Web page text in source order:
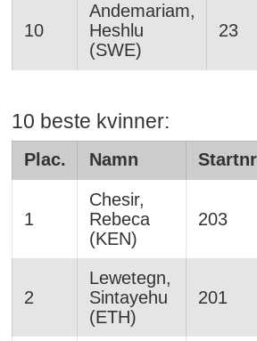
10
Andemariam,
Heshlu
(SWE)
23
10 beste kvinner:
Plac. Namn Startnr
1
Chesir,
Rebeca
(KEN)
203
2
Lewetegn,
Sintayehu
(ETH)
201